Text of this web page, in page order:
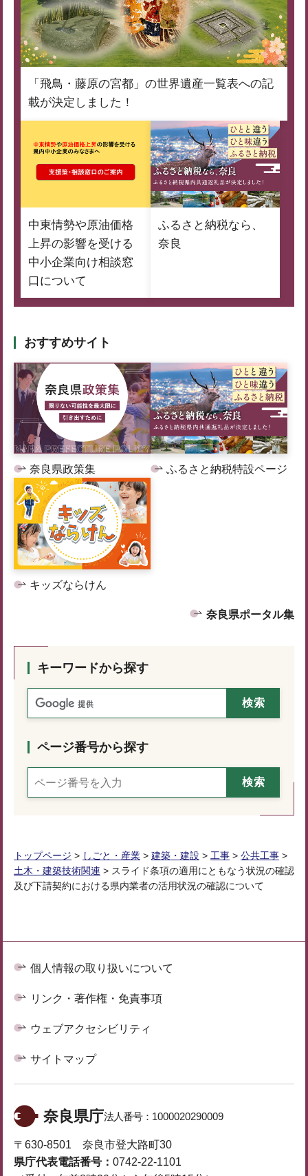
「飛鳥・藤原の宮都」の世界遺産一覧表への記
載が決定しました！
中東情勢や原油価格
上昇の影響を受ける
中小企業向け相談窓
口について
ふるさと納税なら、
奈良
おすすめサイト
奈良県政策集 ふるさと納税特設ページ
キッズならけん
奈良県ポータル集
キーワードから探す
ページ番号から探す
トップページ > しごと・産業 > 建築・建設 > 工事 > 公共工事 >
土木・建築技術関連 > スライド条項の適用にともなう状況の確認
及び下請契約における県内業者の活用状況の確認について
個人情報の取り扱いについて
リンク・著作権・免責事項
ウェブアクセシビリティ
サイトマップ
奈良県庁法人番号： 1000020290009
〒630-8501 奈良市登大路町30
県庁代表電話番号： 0742-22-1101